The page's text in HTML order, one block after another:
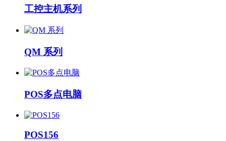
工控主机系列
QM 系列
POS多点电脑
POS156